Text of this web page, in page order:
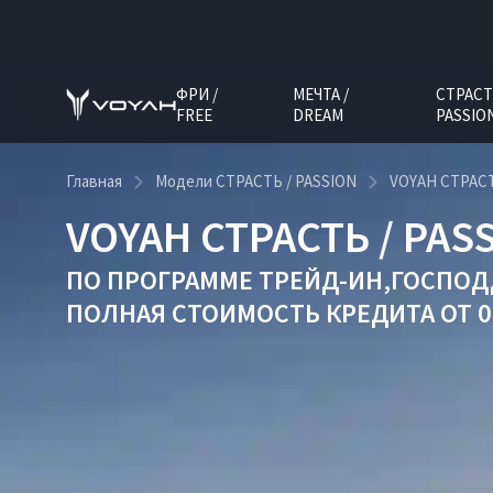
ФРИ /
FREE
МЕЧТА /
DREAM
Главная Модели СТРАСТЬ / PASSION VOYAH
VOYAH СТРАСТЬ /
ПО ПРОГРАММЕ ТРЕЙД-ИН,
ПОЛНАЯ СТОИМОСТЬ КРЕДИТА ОТ